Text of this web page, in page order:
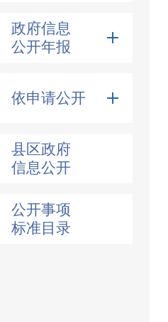
政府信息
公开年报
依申请公开
县区政府
信息公开
公开事项
标准目录